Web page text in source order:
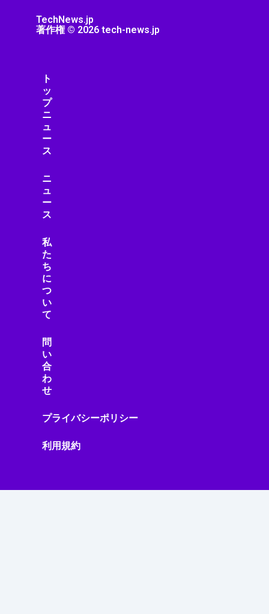
TechNews.jp
著作権 © 2026 tech-news.jp
ト
ッ
プ
ニ
ュ
ー
ス
ニ
ュ
ー
ス
私
た
ち
に
つ
い
て
問
い
合
わ
せ
プライバシーポリシー
利用規約